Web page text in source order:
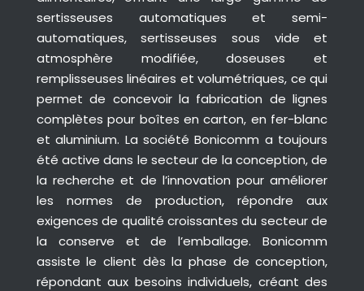
sertisseuses automatiques et semi-
automatiques, sertisseuses sous vide et
atmosphère modifiée, doseuses et
remplisseuses linéaires et volumétriques, ce qui
permet de concevoir la fabrication de lignes
complètes pour boîtes en carton, en fer-blanc
et aluminium. La société Bonicomm a toujours
été active dans le secteur de la conception, de
la recherche et de l’innovation pour améliorer
les normes de production, répondre aux
exigences de qualité croissantes du secteur de
la conserve et de l’emballage. Bonicomm
assiste le client dès la phase de conception,
répondant aux besoins individuels, créant des